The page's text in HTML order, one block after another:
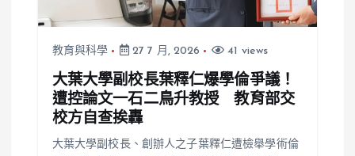
教育與科學 27 7 月, 2026 41 views
大葉大學副校長葉釋仁爆學倫爭議！
遭控論文一石二鳥升教授 教育部交
校方自查挨轟
大葉大學副校長、創辦人之子葉釋仁遭檢舉學術倫